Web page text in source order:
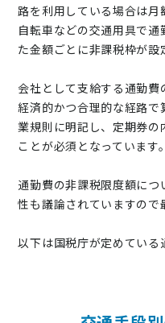
路を利用している場合は
自転車などの交通用具で
た金額ごとに非課税枠が設
会社として支給する通勤
経済的かつ合理的な経路
業規則に明記し、定期券
ことが必須となっています。
通勤費の非課税限度額に
性も議論されていますので
以下は国税庁が定めている